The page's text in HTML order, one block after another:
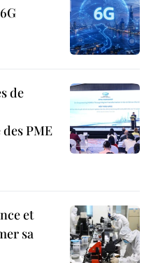
de
PME
et
sa